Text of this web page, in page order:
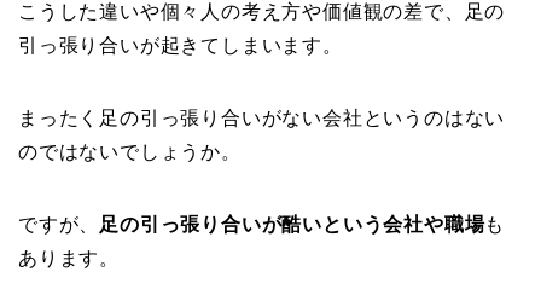
こうした違いや個々人の考え方や価値観の差で、足の
引っ張り合いが起きてしまいます。
まったく足の引っ張り合いがない会社というのはない
のではないでしょうか。
ですが、 足の引っ張り合いが酷いという会社や職場も
あります。